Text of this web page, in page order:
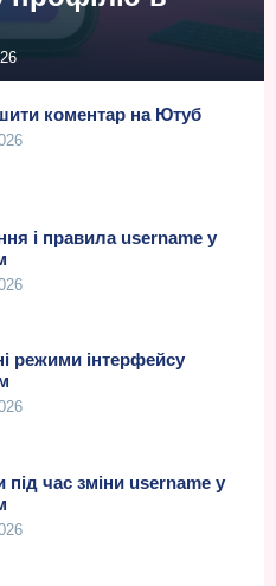
коментар на Ютуб
і правила username у
режими інтерфейсу
час зміни username у